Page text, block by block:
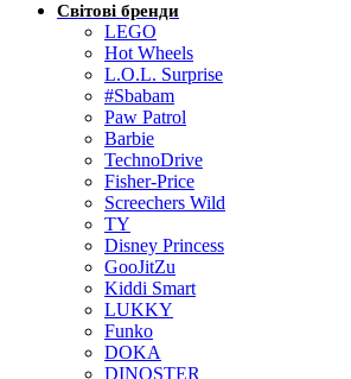
Світові бренди
LEGO
Hot Wheels
L.O.L. Surprise
#Sbabam
Paw Patrol
Barbie
TechnoDrive
Fisher-Price
Screechers Wild
TY
Disney Princess
GooJitZu
Kiddi Smart
LUKKY
Funko
DOKA
DINOSTER